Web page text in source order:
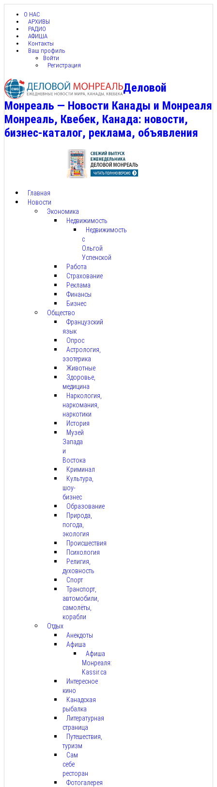
О НАС
АРХИВЫ
РАДИО
АФИША
Контакты
Ваш профиль
Войти
Регистрация
Деловой
Монреаль — Новости Канады и Монреаля
Монреаль, Квебек, Канада: новости,
бизнес-каталог, реклама, объявления
Главная
Новости
Экономика
Недвижимость
Недвижимость
с
Ольгой
Успенской
Работа
Страхование
Реклама
Финансы
Бизнес
Общество
Французский
язык
Опрос
Астрология,
эзотерика
Животные
Здоровье,
медицина
Наркология,
наркомания,
наркотики
История
Музей
Запада
и
Востока
Криминал
Культура,
шоу-
бизнес
Образование
Природа,
погода,
экология
Происшествия
Психология
Религия,
духовность
Спорт
Транспорт,
автомобили,
самолёты,
корабли
Отдых
Анекдоты
Афиша
Афиша
Монреаля:
Kassir.ca
Интересное
кино
Канадская
рыбалка
Литературная
страница
Путешествия,
туризм
Сам
себе
ресторан
Фотогалерея